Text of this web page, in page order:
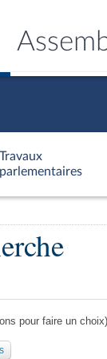
Travaux
parlementaires
pour faire un choix)